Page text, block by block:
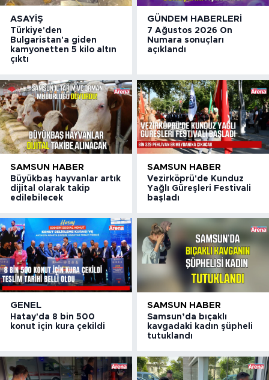
ASAYIŞ
Türkiye'den
Bulgaristan'a giden
kamyonetten 5 kilo altın
çıktı
GÜNDEM HABERLERI
7 Ağustos 2026 On
Numara sonuçları
açıklandı
SAMSUN HABER
Büyükbaş hayvanlar artık
dijital olarak takip
edilebilecek
SAMSUN HABER
Vezirköprü'de Kunduz
Yağlı Güreşleri Festivali
başladı
GENEL
Hatay'da 8 bin 500
konut için kura çekildi
SAMSUN HABER
Samsun’da bıçaklı
kavgadaki kadın şüpheli
tutuklandı